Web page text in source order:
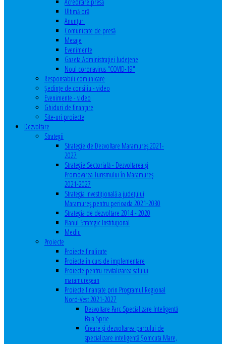
Ultimă oră
Anunţuri
Comunicate de presă
Mesaje
Evenimente
Gazeta Administraţiei Judeţene
Noul coronavirus "COVID-19"
Responsabili comunicare
Şedinţe de consiliu - video
Evenimente - video
Ghiduri de finanţare
Site-uri proiecte
Dezvoltare
Strategii
Strategie de Dezvoltare Maramureș 2021-
2027
Strategie Sectorială - Dezvoltarea și
Promovarea Turismului în Maramureș
2021-2027
Strategia investiţională a județului
Maramureș pentru perioada 2021-2030
Strategia de dezvoltare 2014 - 2020
Planul Strategic Instituţional
Mediu
Proiecte
Proiecte finalizate
Proiecte în curs de implementare
Proiecte pentru revitalizarea satului
maramureşean
Proiecte finanțate prin Programul Regional
Nord-Vest 2021-2027
Dezvoltare Parc Specializare Inteligentă
Baia Sprie
Creare și dezvoltarea parcului de
specializare inteligentă Șomcuta Mare,